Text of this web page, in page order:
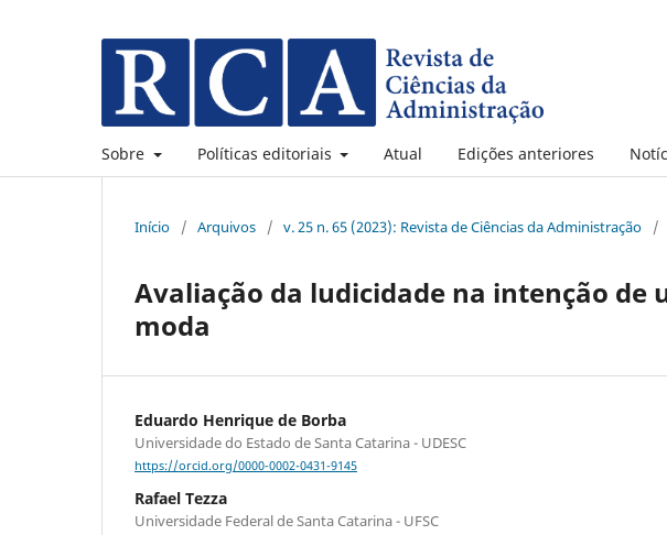
Sobre Políticas editoriais Atual Edições anteriores
Início / Arquivos / v. 25 n. 65 (2023): Revista de Ciências da Administração /
Avaliação da ludicidade na intenção de
moda
Eduardo Henrique de Borba
Universidade do Estado de Santa Catarina - UDESC
https://orcid.org/0000-0002-0431-9145
Rafael Tezza
Universidade Federal de Santa Catarina - UFSC